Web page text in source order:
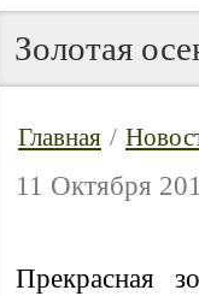
Золотая
Главная /
11 Октября
Прекрасная